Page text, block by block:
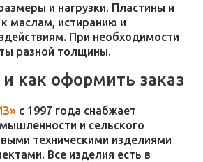
и нагрузки. Пластины и
маслам, истиранию и
При необходимости
разной толщины.
и как оформить заказ
с 1997 года снабжает
и сельского
техническими изделиями
Все изделия есть в